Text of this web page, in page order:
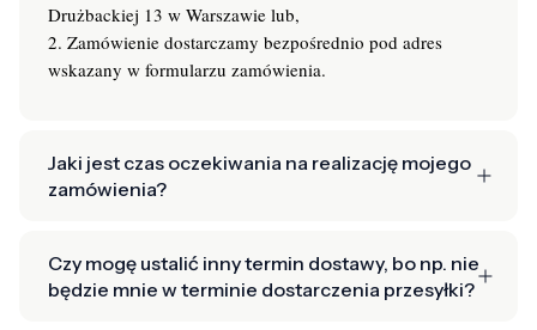
Drużbackiej 13 w Warszawie lub,
2. Zamówienie dostarczamy bezpośrednio pod adres
wskazany w formularzu zamówienia.
Jaki jest czas oczekiwania na realizację mojego
zamówienia?
Czy mogę ustalić inny termin dostawy, bo np. nie
będzie mnie w terminie dostarczenia przesyłki?